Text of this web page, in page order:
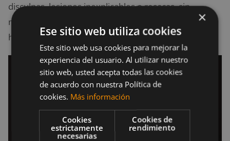
disculpas, lesiones inexplicables o resacas, sin
mencionar todas las consecuencias negativas que
han perjudicado su salud.
×
Ese sitio web utiliza cookies
Este sitio web usa cookies para mejorar la
experiencia del usuario. Al utilizar nuestro
sitio web, usted acepta todas las cookies
de acuerdo con nuestra Política de
cookies. Más información
Cookies
estrictamente
necesarias
Cookies de
rendimiento